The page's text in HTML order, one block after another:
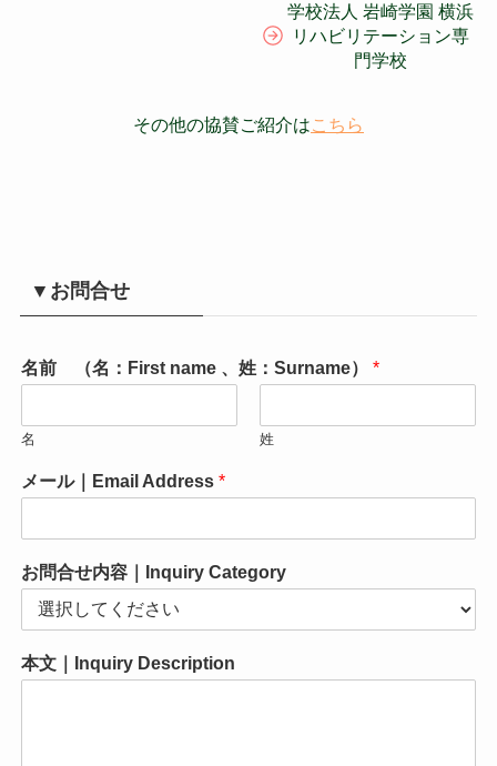
学校法人 岩崎学園 横浜
リハビリテーション専
門学校
その他の協賛ご紹介は こちら
▼お問合せ
名前 （名：First name 、姓：Surname） *
名 姓
メール｜Email Address *
お問合せ内容｜Inquiry Category
本文｜Inquiry Description